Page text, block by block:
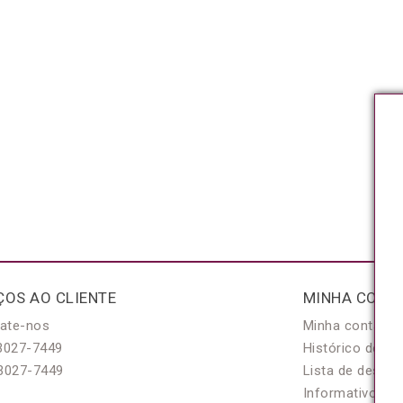
AO CLIENTE
nos
7449
7449
MINHA
Minha conta
Histórico de
Lista de
Informativo